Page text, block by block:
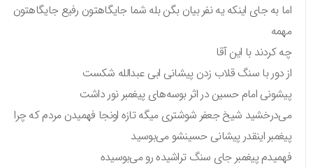
اما به جای اینکه یه نفر بیان بگن بله شما جایگاهتون رفیع جایگاهتون
مهمه
چه کردند با این آقا
از دور با سنگ قلاب زدن پیشانی ابی عبدالله شکست
پیشونی امام حسین در اثر بوسه‌های پیغمبر نور داشت
می‌درخشید شیخ جعفر شوشتری میگه تازه اونجا فهمیدن مردم که چرا
پیغمبر اینقدر پیشانی حسینشو می‌بوسید
فهمیدم پیغمبر جای سنگ تراشیده رو می‌بوسیده